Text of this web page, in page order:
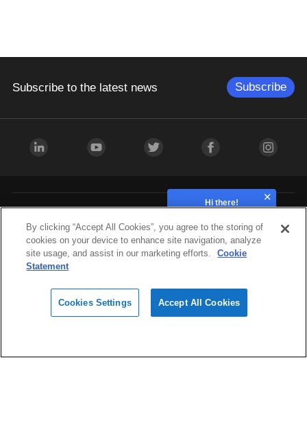
Subscribe to the latest news Subscribe
Hardware
Materials
Hi there!
By clicking “Accept All Cookies”, you agree to the storing of
cookies on your device to enhance site navigation, analyze
site usage, and assist in our marketing efforts.
Cookie
Statement
Cookies Settings Accept All Cookies